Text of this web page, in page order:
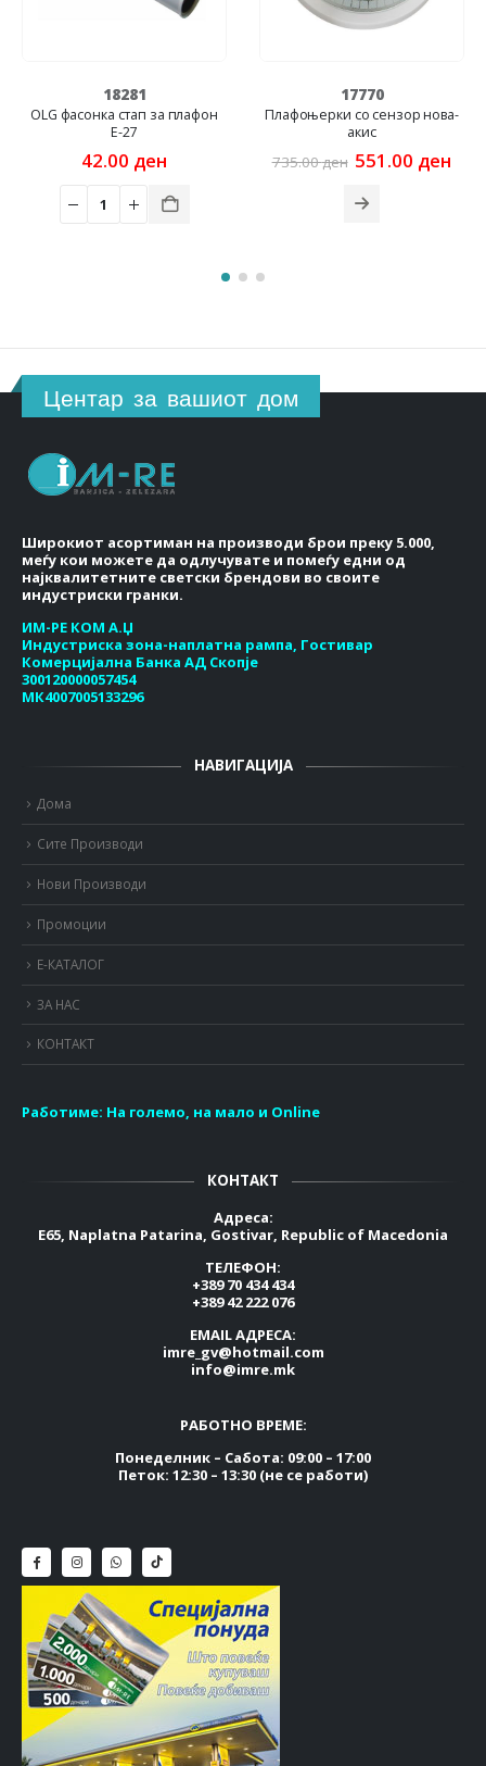
18281
OLG фасонка стап за плафон
Е-27
42.00 ден
17770
Плафоњерки со сензор нова-
акис
735.00ден Original
was:
735.00 ден.
551.00 ден
Центар за вашиот дом
Широкиот асортиман на производи брои преку 5.000,
меѓу кои можете да одлучувате и помеѓу едни од
најквалитетните светски брендови во своите
индустриски гранки.
ИМ-РЕ КОМ А.Џ
Индустриска зона-наплатна рампа, Гостивар
Комерцијална Банка АД Скопје
300120000057454
МК4007005133296
НАВИГАЦИЈА
Дома
Сите Производи
Нови Производи
Промоции
Е-КАТАЛОГ
ЗА НАС
КОНТАКТ
Работиме: На големо, на мало и Online
КОНТАКТ
Адреса:
E65, Naplatna Patarina, Gostivar, Republic of Macedonia
ТЕЛЕФОН:
+389 70 434 434
+389 42 222 076
EMAIL АДРЕСА:
imre_gv@hotmail.com
info@imre.mk
РАБОТНО ВРЕМЕ:
Понеделник – Сабота: 09:00 – 17:00
Петок: 12:30 – 13:30 (не се работи)